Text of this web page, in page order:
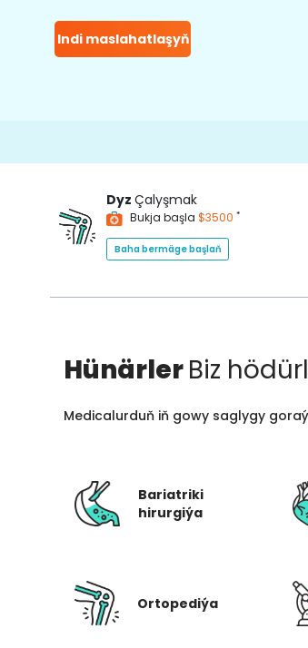
Indi maslahatlaşyň
Dyz Çalyşmak
Bukja başla $3500 *
Baha bermäge başlaň
HünärlerBiz
Medicalurduň iň gowy saglygy
Bariatriki
hirurgiýa
Ortopediýa